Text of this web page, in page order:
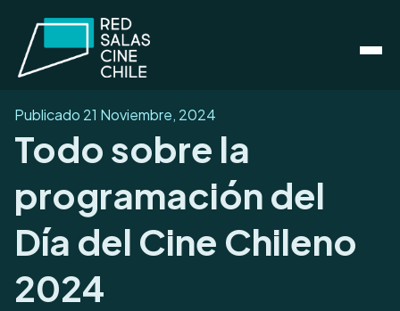
Publicado 21 Noviembre, 2024
Todo sobre la
programación del
Día del Cine Chileno
2024